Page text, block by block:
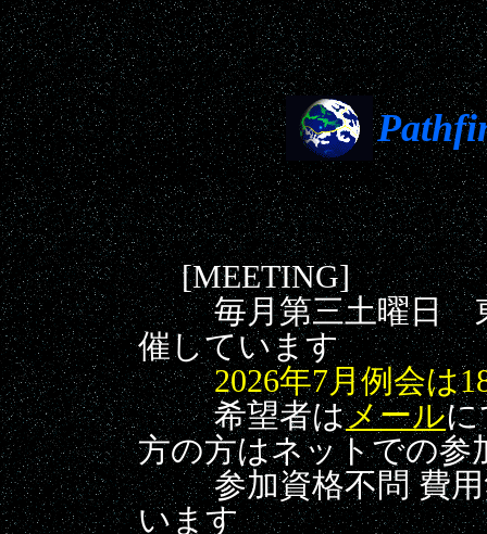
[MEETING]
毎月第三土曜日 東
催しています
2026年7月例会は
希望者はメール
方の方はネットでの参
参加資格不問 費用
います